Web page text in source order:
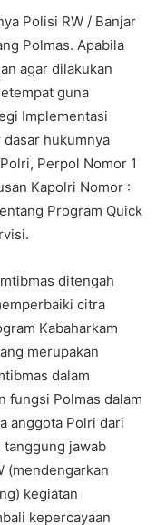
Polisi RW / Banjar
Polmas. Apabila
agar dilakukan
guna
Implementasi
dasar hukumnya
Perpol Nomor 1
Kapolri Nomor :
Program Quick
ditengah
citra
Kabaharkam
merupakan
dalam
fungsi Polmas dalam
anggota Polri dari
tanggung jawab
(mendengarkan
kegiatan
kepercayaan